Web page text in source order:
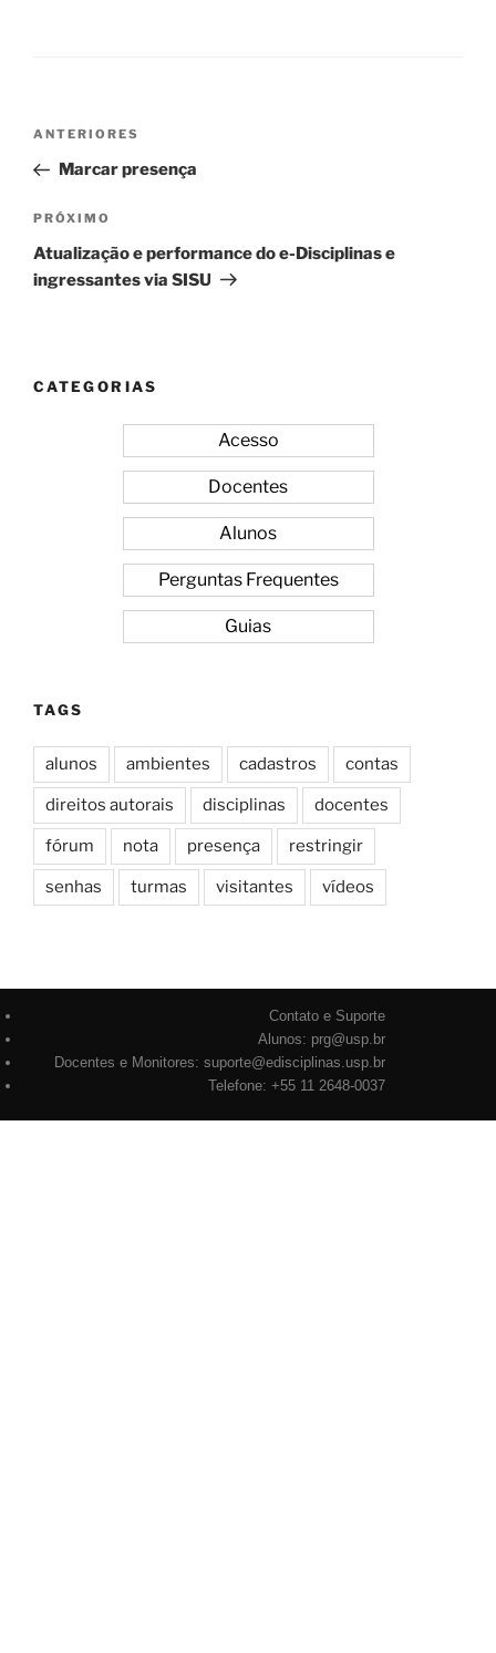
Navegação
Post
Post
anterior
ANTERIORES
Marcar presença
Próximo
post
PRÓXIMO
Atualização e performance do e-Disciplinas e
ingressantes via SISU
CATEGORIAS
Acesso
Docentes
Alunos
Perguntas Frequentes
Guias
TAGS
alunos ambientes cadastros contas
direitos autorais disciplinas docentes
fórum nota presença restringir
senhas turmas visitantes vídeos
Contato e Suporte
Alunos: prg@usp.br
Docentes e Monitores: suporte@edisciplinas.usp.br
Telefone: +55 11 2648-0037